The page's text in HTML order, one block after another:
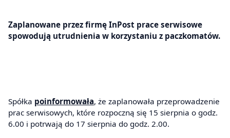
Zaplanowane przez firmę InPost prace serwisowe
spowodują utrudnienia w korzystaniu z paczkomatów.
Spółka poinformowała, że zaplanowała przeprowadzenie
prac serwisowych, które rozpoczną się 15 sierpnia o godz.
6.00 i potrwają do 17 sierpnia do godz. 2.00.